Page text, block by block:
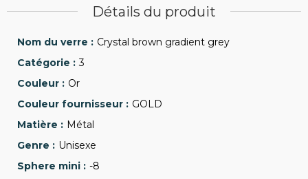
Détails du produit
Crystal brown gradient grey
3
Or
GOLD
Métal
Unisexe
-8